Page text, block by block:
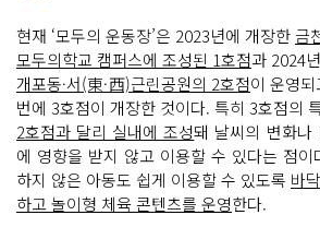
현재 ‘모두의 운동장’은 2023년에 개장한금
모두의학교 캠퍼스에 조성된 1호점과 2024
개포동·서(東·西)근린공원의 2호점이 운영
번에 3호점이 개장한 것이다. 특히 3호점의
2호점과 달리 실내에 조성돼 날씨의 변화나
에 영향을 받지 않고 이용할 수 있다는 점
하지 않은 아동도 쉽게 이용할 수 있도록 바
하고 놀이형 체육 콘텐츠를 운영한다.